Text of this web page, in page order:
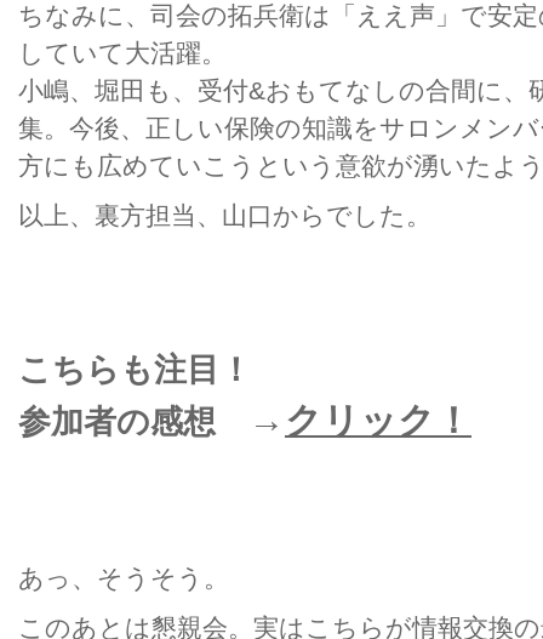
ちなみに、司会の拓兵衛は「ええ声」で安
していて大活躍。
小嶋、堀田も、受付&おもてなしの合間に、
集。今後、正しい保険の知識をサロンメン
方にも広めていこうという意欲が湧いたよ
以上、裏方担当、山口からでした。
こちらも注目！
参加者の感想
→ クリック！
あっ、そうそう。
このあとは懇親会。実はこちらが情報交換